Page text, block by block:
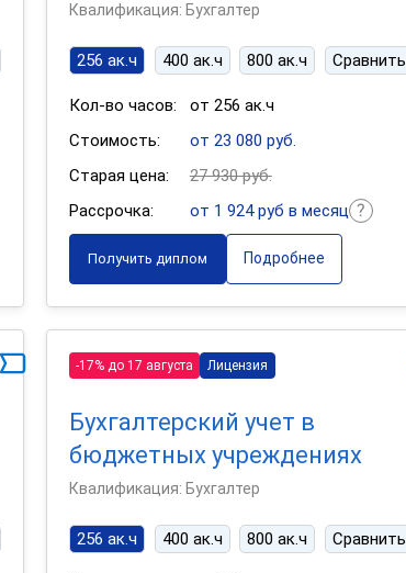
Квалификация: Бухгалтер
256 ак.ч 400 ак.ч 800 ак.ч Сравнить
Кол-во часов:
от 256 ак.ч
Стоимость:
от 23 080 руб.
Старая цена:
27 930 руб.
Рассрочка:
от 1 924 руб в месяц
Получить диплом Подробнее
-17% до 17 августа Лицензия
Бухгалтерский учет в
бюджетных учреждениях
Квалификация: Бухгалтер
256 ак.ч 400 ак.ч 800 ак.ч Сравнить